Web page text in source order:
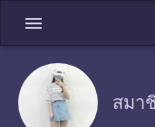
menu
สมา